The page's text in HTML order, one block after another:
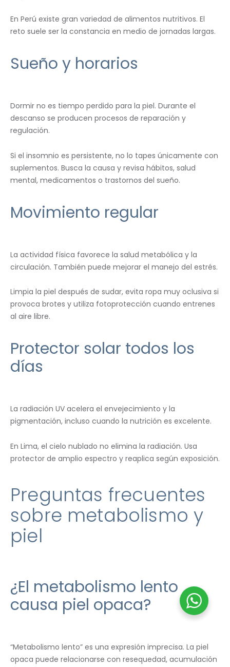
En Perú existe gran variedad de alimentos nutritivos. El
reto suele ser la constancia en medio de jornadas largas.
Sueño y horarios
Dormir no es tiempo perdido para la piel. Durante el
descanso se producen procesos de reparación y
regulación.
Si el insomnio es persistente, no lo tapes únicamente con
suplementos. Busca la causa y revisa hábitos, salud
mental, medicamentos o trastornos del sueño.
Movimiento regular
La actividad física favorece la salud metabólica y la
circulación. También puede mejorar el manejo del estrés.
Limpia la piel después de sudar, evita ropa muy oclusiva si
provoca brotes y utiliza fotoprotección cuando entrenes
al aire libre.
Protector solar todos los
días
La radiación UV acelera el envejecimiento y la
pigmentación, incluso cuando la nutrición es excelente.
En Lima, el cielo nublado no elimina la radiación. Usa
protector de amplio espectro y reaplica según exposición.
Preguntas frecuentes
sobre metabolismo y
piel
¿El metabolismo lento
causa piel opaca?
“Metabolismo lento” es una expresión imprecisa. La piel
opaca puede relacionarse con resequedad, acumulación